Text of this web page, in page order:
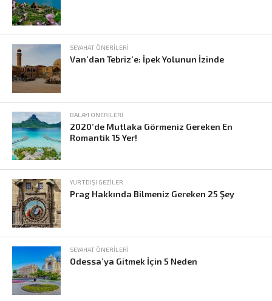
SEYAHAT ÖNERILERI
Van’dan Tebriz’e: İpek Yolunun İzinde
BALAYI ÖNERILERI
2020’de Mutlaka Görmeniz Gereken En
Romantik 15 Yer!
YURTDIŞI GEZILER
Prag Hakkında Bilmeniz Gereken 25 Şey
SEYAHAT ÖNERILERI
Odessa’ya Gitmek İçin 5 Neden